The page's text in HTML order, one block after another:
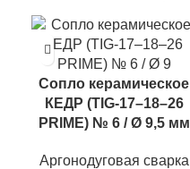
Сопло керамическое
КЕДР (TIG-17–18–26
PRIME) № 6 / Ø 9,5 мм
Аргонодуговая сварка